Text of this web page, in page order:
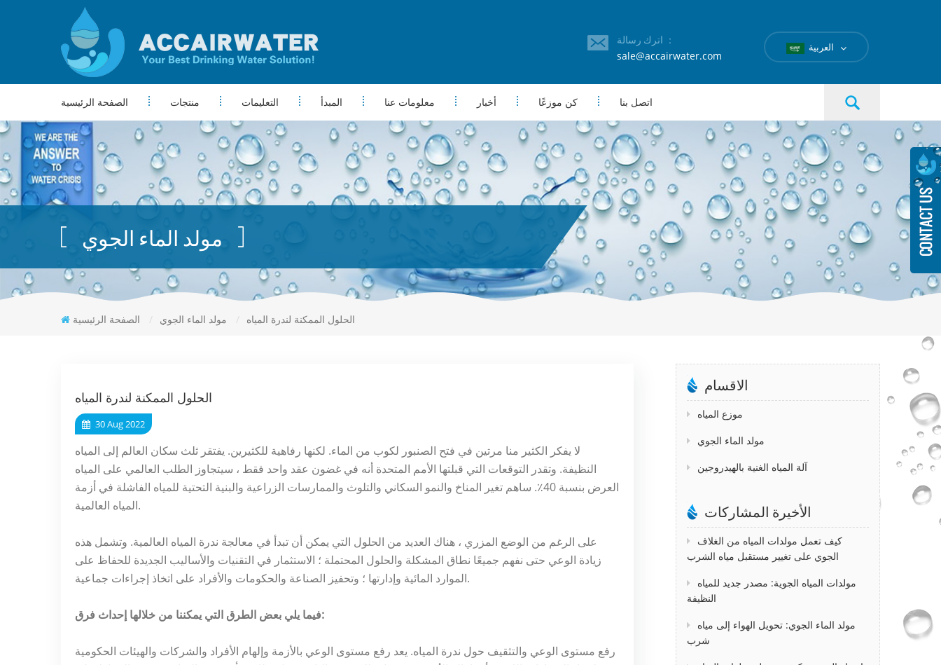
اترك رسالة ：
sale@accairwater.com
الصفحة الرئيسية منتجات التعليمات المبدأ معلومات عنا أخبار كن موزعًا اتصل بنا
مولد الماء الجوي
الصفحة الرئيسية / مولد الماء الجوي / الحلول الممكنة لندرة المياه
الحلول الممكنة لندرة المياه
30 Aug 2022
لا يفكر الكثير منا مرتين في فتح الصنبور لكوب من الماء. لكنها رفاهية للكثيرين. يفتقر ثلث سكان العالم إلى المياه
النظيفة. وتقدر التوقعات التي قبلتها الأمم المتحدة أنه في غضون عقد واحد فقط ، سيتجاوز الطلب العالمي على المياه
العرض بنسبة 40٪. ساهم تغير المناخ والنمو السكاني والتلوث والممارسات الزراعية والبنية التحتية للمياه الفاشلة في أزمة
المياه العالمية.
على الرغم من الوضع المزري ، هناك العديد من الحلول التي يمكن أن تبدأ في معالجة ندرة المياه العالمية. وتشمل هذه
زيادة الوعي حتى نفهم جميعًا نطاق المشكلة والحلول المحتملة ؛ الاستثمار في التقنيات والأساليب الجديدة للحفاظ على
الموارد المائية وإدارتها ؛ وتحفيز الصناعة والحكومات والأفراد على اتخاذ إجراءات جماعية.
فيما يلي بعض الطرق التي يمكننا من خلالهاإحداث فرق:
رفع مستوى الوعي والتثقيف حول ندرة المياه. يعد رفع مستوى الوعي بالأزمة وإلهام الأفراد والشركات والهيئات الحكومية
الاقسام
موزع المياه
مولد الماء الجوي
آلة المياه الغنية بالهيدروجين
الأخيرة المشاركات
كيف تعمل مولدات المياه من الغلاف
الجوي على تغيير مستقبل مياه الشرب
مولدات المياه الجوية: مصدر جديد للمياه
النظيفة
مولد الماء الجوي: تحويل الهواء إلى مياه
شرب